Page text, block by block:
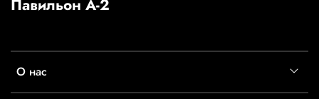
О нас
Павильон А-2